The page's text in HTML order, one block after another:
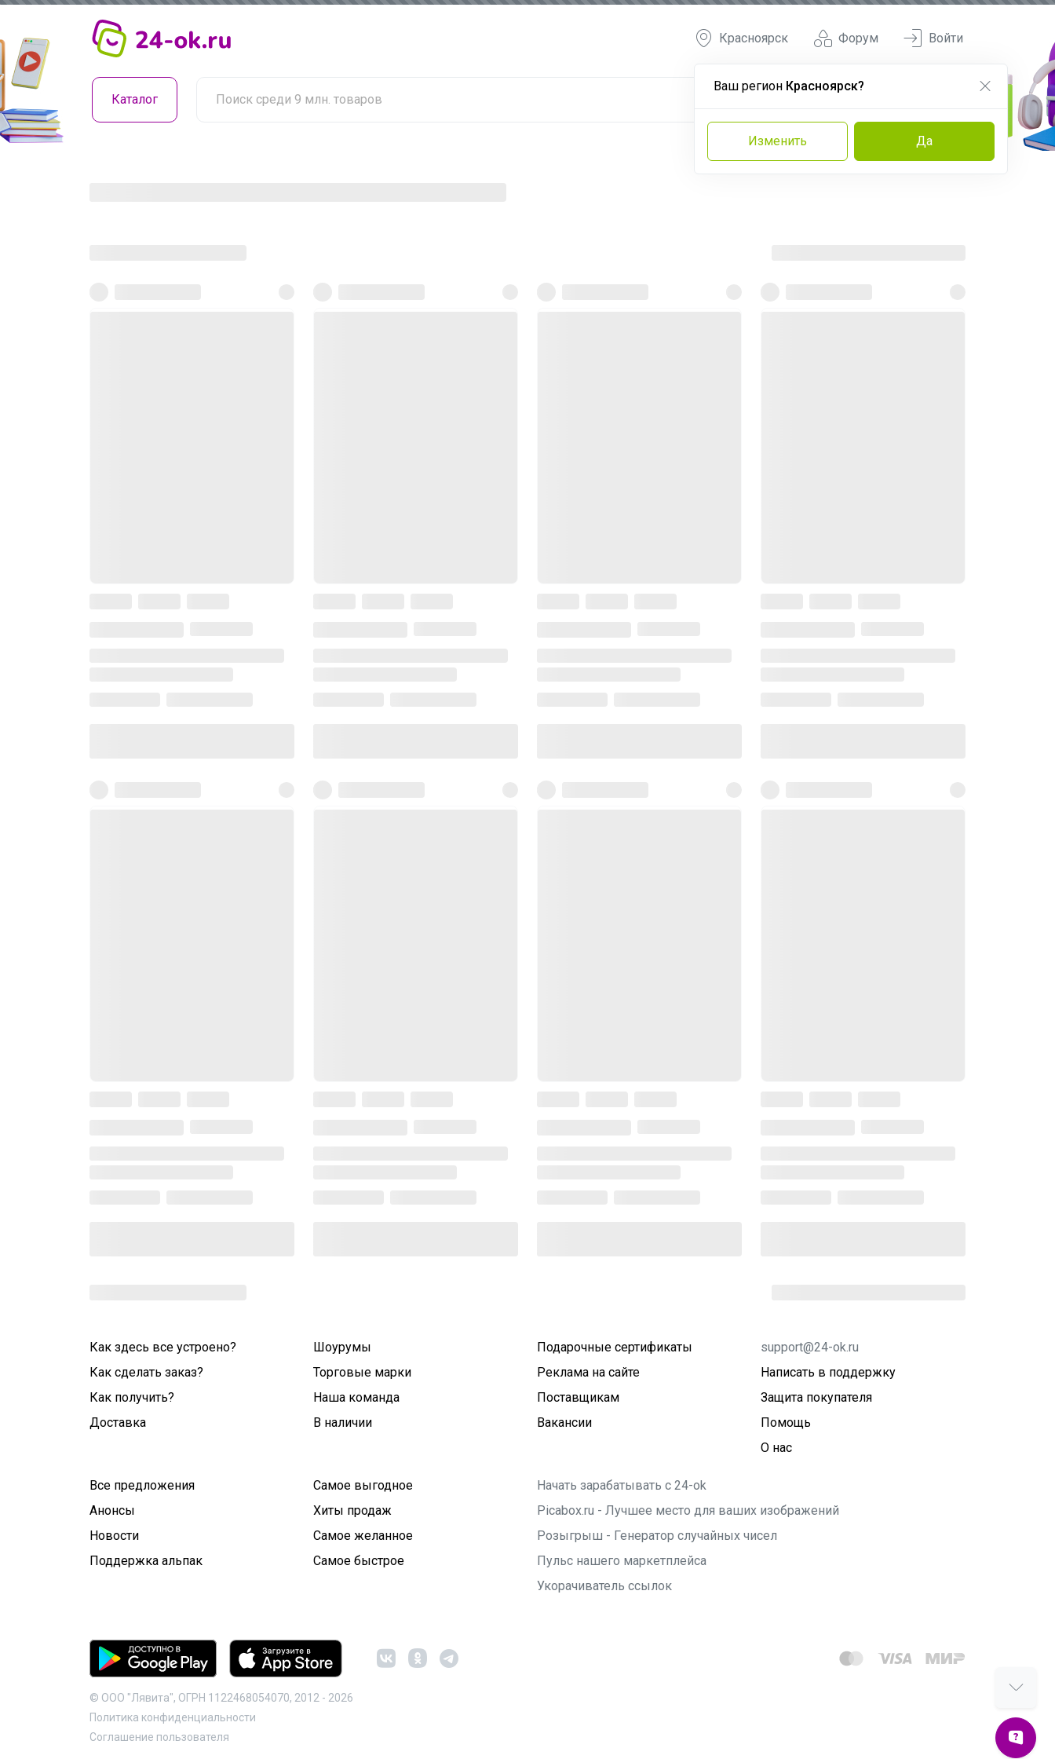
Форум
Красноярск
Ваш регион Красноярск?
Изменить Да
Войти
Каталог
Как здесь все устроено?
Как сделать заказ?
Как получить?
Доставка
Шоурумы
Торговые марки
Наша команда
В наличии
Подарочные сертификаты
Реклама на сайте
Поставщикам
Вакансии
support@24-ok.ru
Написать в поддержку
Защита покупателя
Помощь
О нас
Все предложения
Анонсы
Новости
Поддержка альпак
Самое выгодное
Хиты продаж
Самое желанное
Самое быстрое
Начать зарабатывать с 24-ok
Picabox.ru - Лучшее место для ваших изображений
Розыгрыш - Генератор случайных чисел
Пульс нашего маркетплейса
Укорачиватель ссылок
© ООО "Лявита", ОГРН 1122468054070, 2012 - 2026
Политика конфиденциальности
Cоглашение пользователя